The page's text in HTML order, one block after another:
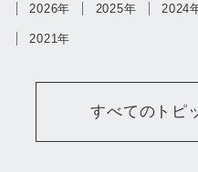
すべてのトピ
2026年 2025年 2024
2021年